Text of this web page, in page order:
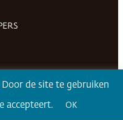
Volg 360Facebook LinkedIn Twitter
Door de site te gebruiken
accepteert. OK